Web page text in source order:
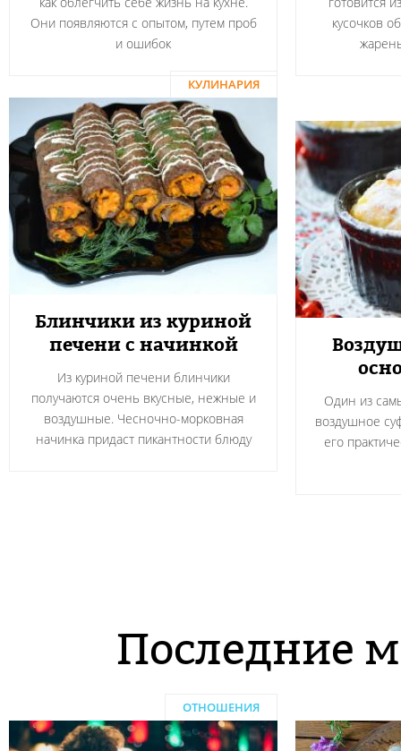
Они появляются с опытом, путем проб
и ошибок
кусочков
КУЛИНАРИЯ
Блинчики из куриной
печени с начинкой
Из куриной печени блинчики
получаются очень вкусные, нежные и
воздушные. Чесночно-морковная
начинка придаст пикантности блюду
Один из
воздушное
его
Последние
ОТНОШЕНИЯ